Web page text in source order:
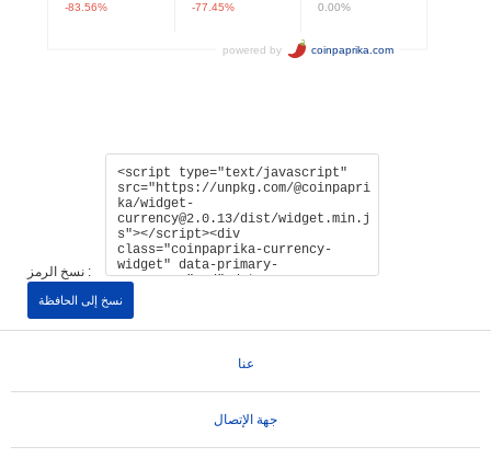
نسخ الرمز :
نسخ إلى الحافظة
عنا
جهة الإتصال